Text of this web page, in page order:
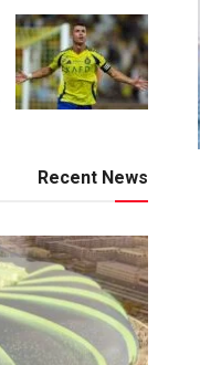
Recent News